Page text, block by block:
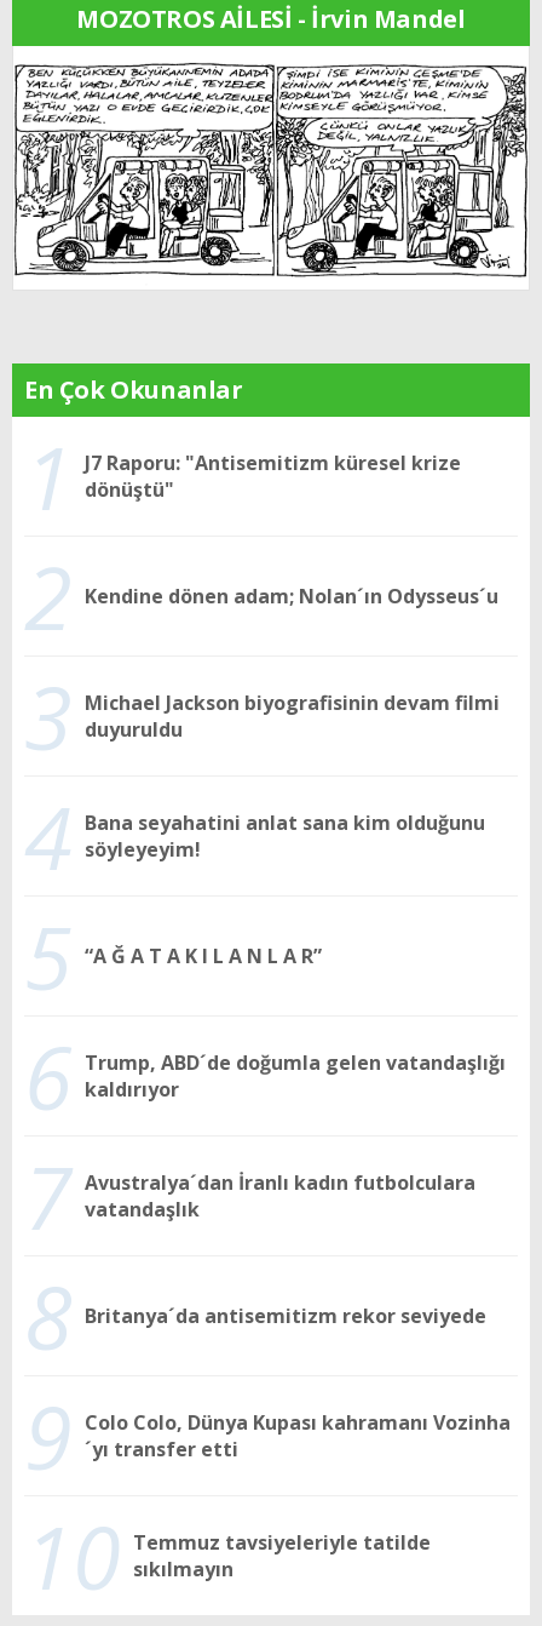
MOZOTROS AİLESİ - İrvin Mandel
En Çok Okunanlar
1
J7 Raporu: "Antisemitizm küresel krize
dönüştü"
2 Kendine dönen adam; Nolan´ın Odysseus´u
3 Michael Jackson biyografisinin devam filmi
duyuruldu
4 Bana seyahatini anlat sana kim olduğunu
söyleyeyim!
5 “A Ğ A T A K I L A N L A R”
6 Trump, ABD´de doğumla gelen vatandaşlığı
kaldırıyor
7 Avustralya´dan İranlı kadın futbolculara
vatandaşlık
8 Britanya´da antisemitizm rekor seviyede
9
Colo Colo, Dünya Kupası kahramanı Vozinha
´yı transfer etti
10 Temmuz tavsiyeleriyle tatilde
sıkılmayın